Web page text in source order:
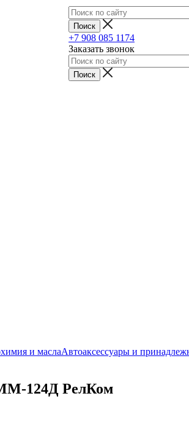
+7 908 085 1174
Заказать звонок
и маслаАвтоаксессуары и
124Д РелКом